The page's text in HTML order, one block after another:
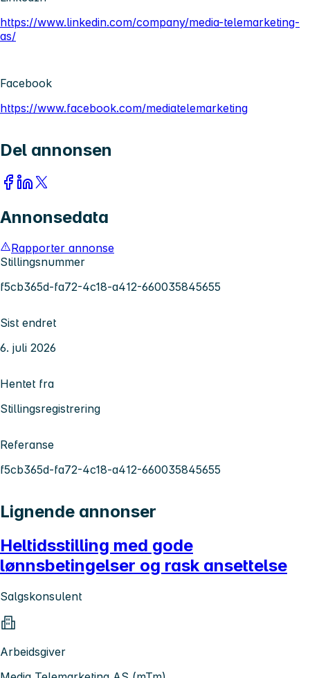
https://www.linkedin.com/company/media-telemarketing-
as/
Facebook
https://www.facebook.com/mediatelemarketing
Del annonsen
Annonsedata
Rapporter annonse
Stillingsnummer
f5cb365d-fa72-4c18-a412-660035845655
Sist endret
6. juli 2026
Hentet fra
Stillingsregistrering
Referanse
f5cb365d-fa72-4c18-a412-660035845655
Lignende annonser
Heltidsstilling med gode
lønnsbetingelser og rask ansettelse
Salgskonsulent
Arbeidsgiver